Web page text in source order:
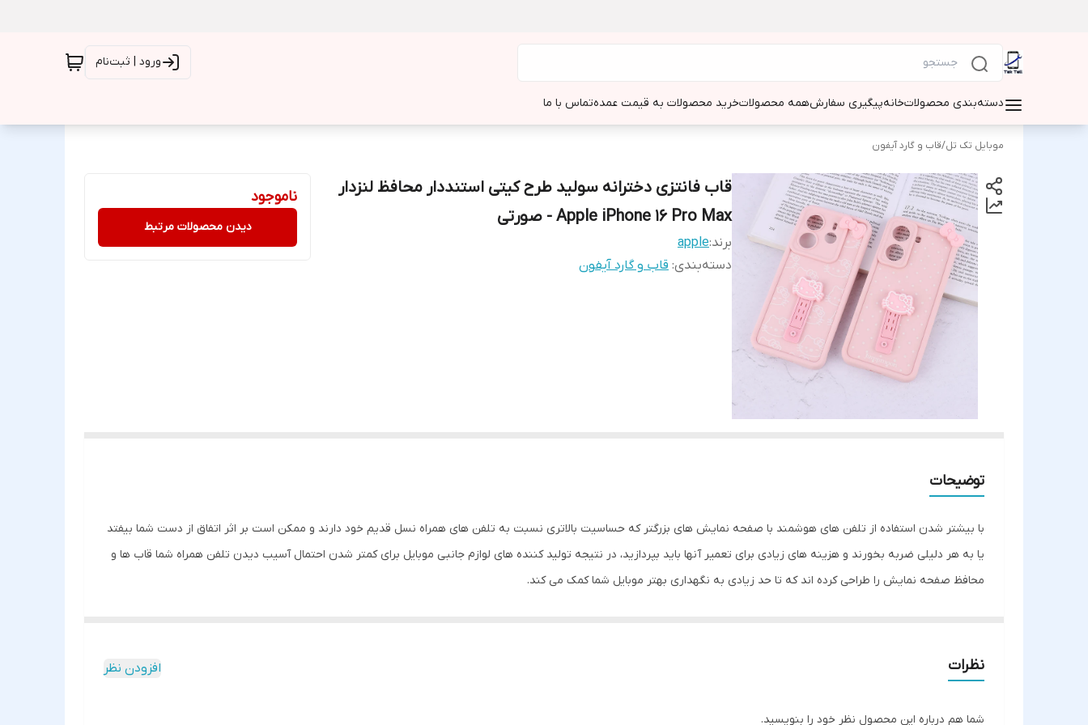
ورود | ثبت‌نام
دسته‌بندی محصولاتخانهپیگیری سفارشهمه محصولاتخرید محصولات به قیمت عمدهتماس با ما
موبایل تک تل/قاب و گارد آیفون
قاب فانتزی دخترانه سولید طرح کیتی استنددار محافظ لنزدار
Apple iPhone 16 Pro Max - صورتی
برند:apple
دسته‌بندی: قاب و گارد آیفون
ناموجود
دیدن محصولات مرتبط
توضیحات
با بیشتر شدن استفاده از تلفن های هوشمند با صفحه نمایش های بزرگتر که حساسیت بالاتری نسبت به تلفن های همراه نسل قدیم خود دارند و ممکن است بر اثر اتفاق از دست شما بیفتد
یا به هر دلیلی ضربه بخورند و هزینه های زیادی برای تعمیر آنها باید بپردازید، در نتیجه تولید کننده های لوازم جانبی موبایل برای کمتر شدن احتمال آسیب دیدن تلفن همراه شما قاب ها و
محافظ صفحه نمایش را طراحی کرده اند که تا حد زیادی به نگهداری بهتر موبایل شما کمک می کند.
قسمت پورت ها و دوربین برش خورده است. این قاب در قسمت دوربین تلفن همراه طوری طراحی شده است که دارای محافظ لنز می باشد و می تواند در کنار محافظت از بدنه، از لنز تلفن
همراه شما به خوبی محافظت کند. از دیگر جذابیت های این قاب علاوه بر ظاهر زیبا، وجود استند در قسمت پشتی قاب است که می توان از آن هنگام تماشای ویدئو استفاده کرد.
نظرات افزودن نظر
شما هم درباره این محصول نظر خود را بنویسید.